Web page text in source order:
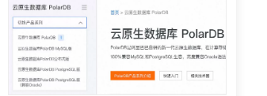
服务接入点
更新时间： 2026-07-30 02:41:06
大模型
文本生成
大模型服务与应用平台
千问大模型
多元化、高性能、安全可靠的大模型服务
无影云电脑
对象存储
企业级Agent产品，直接交付可用成果
Agency Agents：拥有专属领域专家
多领域专家智能体,一键组建 AI 虚拟交付团队
HappyHorse 打造一站式影视创作平台
GLM-5.2：
云服务器38元/年起，超值低价云产品抢先购
官方推荐返现计划
推荐新用户得奖励，单订单最高返9万
云工开物
阿里云
至高百万元
云上成本管理
管理和优化成本
价格优势
推动算力普
多端小程序
Salesforce 国际版订阅
友盟天域
身份实名认证
短信
咨询伙伴
销售伙伴合作计划
产品生态伙
售后服务
自助服务
企业增值服
技术领先
稳定可靠
安全合规
云栖战略参考
云上的中国